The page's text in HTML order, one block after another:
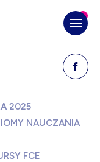
2025
NAUCZANIA
FCE